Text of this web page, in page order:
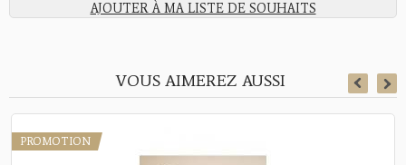
AJOUTER À MA LISTE DE SOUHAITS
VOUS AIMEREZ AUSSI
PROMOTION